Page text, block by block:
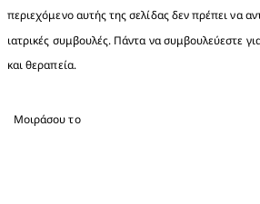
περιεχόμενο αυτής της σελίδας δεν πρέπει να
ιατρικές συμβουλές. Πάντα να συμβουλεύεστε
και θεραπεία.
Μοιράσου το